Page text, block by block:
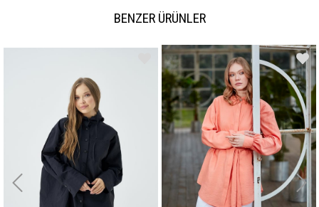
BENZER ÜRÜNLER